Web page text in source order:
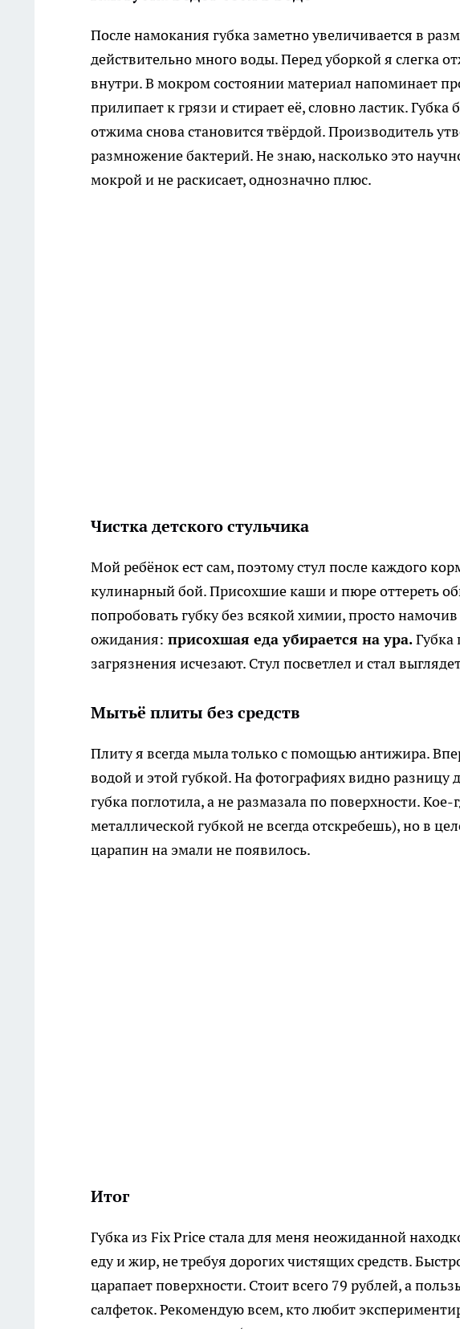
После намокания губка заметно увеличивается в
действительно много воды. Перед уборкой я слегка
внутри. В мокром состоянии материал напоминает
прилипает к грязи и стирает её, словно ластик.
отжима снова становится твёрдой. Производитель
размножение бактерий. Не знаю, насколько это
мокрой и не раскисает, однозначно плюс.
Чистка детского стульчика
Мой ребёнок ест сам, поэтому стул после каждого
кулинарный бой. Присохшие каши и пюре оттереть
попробовать губку без всякой химии, просто
ожидания: присохшая еда убирается на ура.Губка
загрязнения исчезают. Стул посветлел и стал
Мытьё плиты без средств
Плиту я всегда мыла только с помощью антижира.
водой и этой губкой. На фотографиях видно разницу
губка поглотила, а не размазала по поверхности.
металлической губкой не всегда отскребешь), но в
царапин на эмали не появилось.
Итог
Губка из Fix Price стала для меня неожиданной
еду и жир, не требуя дорогих чистящих средств.
царапает поверхности. Стоит всего 79 рублей, а
салфеток. Рекомендую всем, кто любит